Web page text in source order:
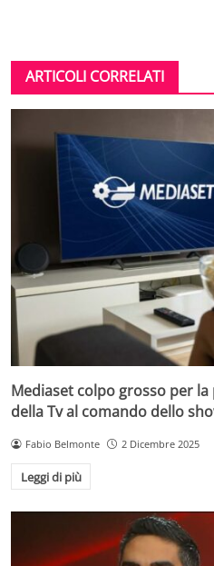
ARTICOLI CORRELATI
Mediaset colpo grosso per
della Tv al comando dello
Fabio Belmonte 2 Dicembre 2025
Leggi di più